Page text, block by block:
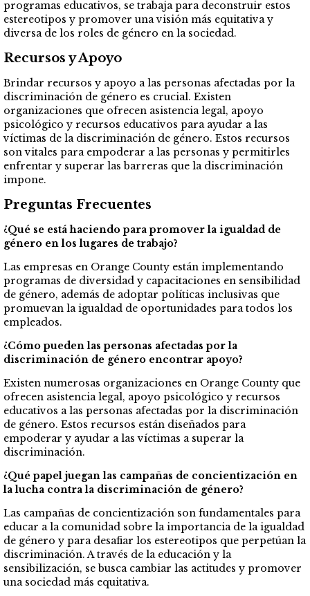
programas educativos, se trabaja para deconstruir estos
estereotipos y promover una visión más equitativa y
diversa de los roles de género en la sociedad.
Recursos y Apoyo
Brindar recursos y apoyo a las personas afectadas por la
discriminación de género es crucial. Existen
organizaciones que ofrecen asistencia legal, apoyo
psicológico y recursos educativos para ayudar a las
víctimas de la discriminación de género. Estos recursos
son vitales para empoderar a las personas y permitirles
enfrentar y superar las barreras que la discriminación
impone.
Preguntas Frecuentes
¿Qué se está haciendo para promover la igualdad de
género en los lugares de trabajo?
Las empresas en Orange County están implementando
programas de diversidad y capacitaciones en sensibilidad
de género, además de adoptar políticas inclusivas que
promuevan la igualdad de oportunidades para todos los
empleados.
¿Cómo pueden las personas afectadas por la
discriminación de género encontrar apoyo?
Existen numerosas organizaciones en Orange County que
ofrecen asistencia legal, apoyo psicológico y recursos
educativos a las personas afectadas por la discriminación
de género. Estos recursos están diseñados para
empoderar y ayudar a las víctimas a superar la
discriminación.
¿Qué papel juegan las campañas de concientización en
la lucha contra la discriminación de género?
Las campañas de concientización son fundamentales para
educar a la comunidad sobre la importancia de la igualdad
de género y para desafiar los estereotipos que perpetúan la
discriminación. A través de la educación y la
sensibilización, se busca cambiar las actitudes y promover
una sociedad más equitativa.